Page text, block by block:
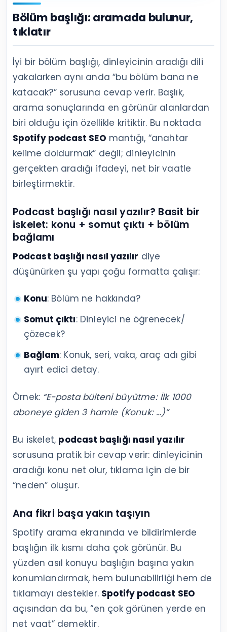
Bölüm başlığı: aramada bulunur,
tıklatır
İyi bir bölüm başlığı, dinleyicinin aradığı dili
yakalarken aynı anda “bu bölüm bana ne
katacak?” sorusuna cevap verir. Başlık,
arama sonuçlarında en görünür alanlardan
biri olduğu için özellikle kritiktir. Bu noktada
Spotify podcast SEO mantığı, “anahtar
kelime doldurmak” değil; dinleyicinin
gerçekten aradığı ifadeyi, net bir vaatle
birleştirmektir.
Podcast başlığı nasıl yazılır? Basit bir
iskelet: konu + somut çıktı + bölüm
bağlamı
Podcast başlığı nasıl yazılır diye
düşünürken şu yapı çoğu formatta çalışır:
Konu: Bölüm ne hakkında?
Somut çıktı: Dinleyici ne öğrenecek/
çözecek?
Bağlam: Konuk, seri, vaka, araç adı gibi
ayırt edici detay.
Örnek: “E-posta bülteni büyütme: İlk 1000
aboneye giden 3 hamle (Konuk: …)”
Bu iskelet, podcast başlığı nasıl yazılır
sorusuna pratik bir cevap verir: dinleyicinin
aradığı konu net olur, tıklama için de bir
“neden” oluşur.
Ana fikri başa yakın taşıyın
Spotify arama ekranında ve bildirimlerde
başlığın ilk kısmı daha çok görünür. Bu
yüzden asıl konuyu başlığın başına yakın
konumlandırmak, hem bulunabilirliği hem de
tıklamayı destekler. Spotify podcast SEO
açısından da bu, “en çok görünen yerde en
net vaat” demektir.